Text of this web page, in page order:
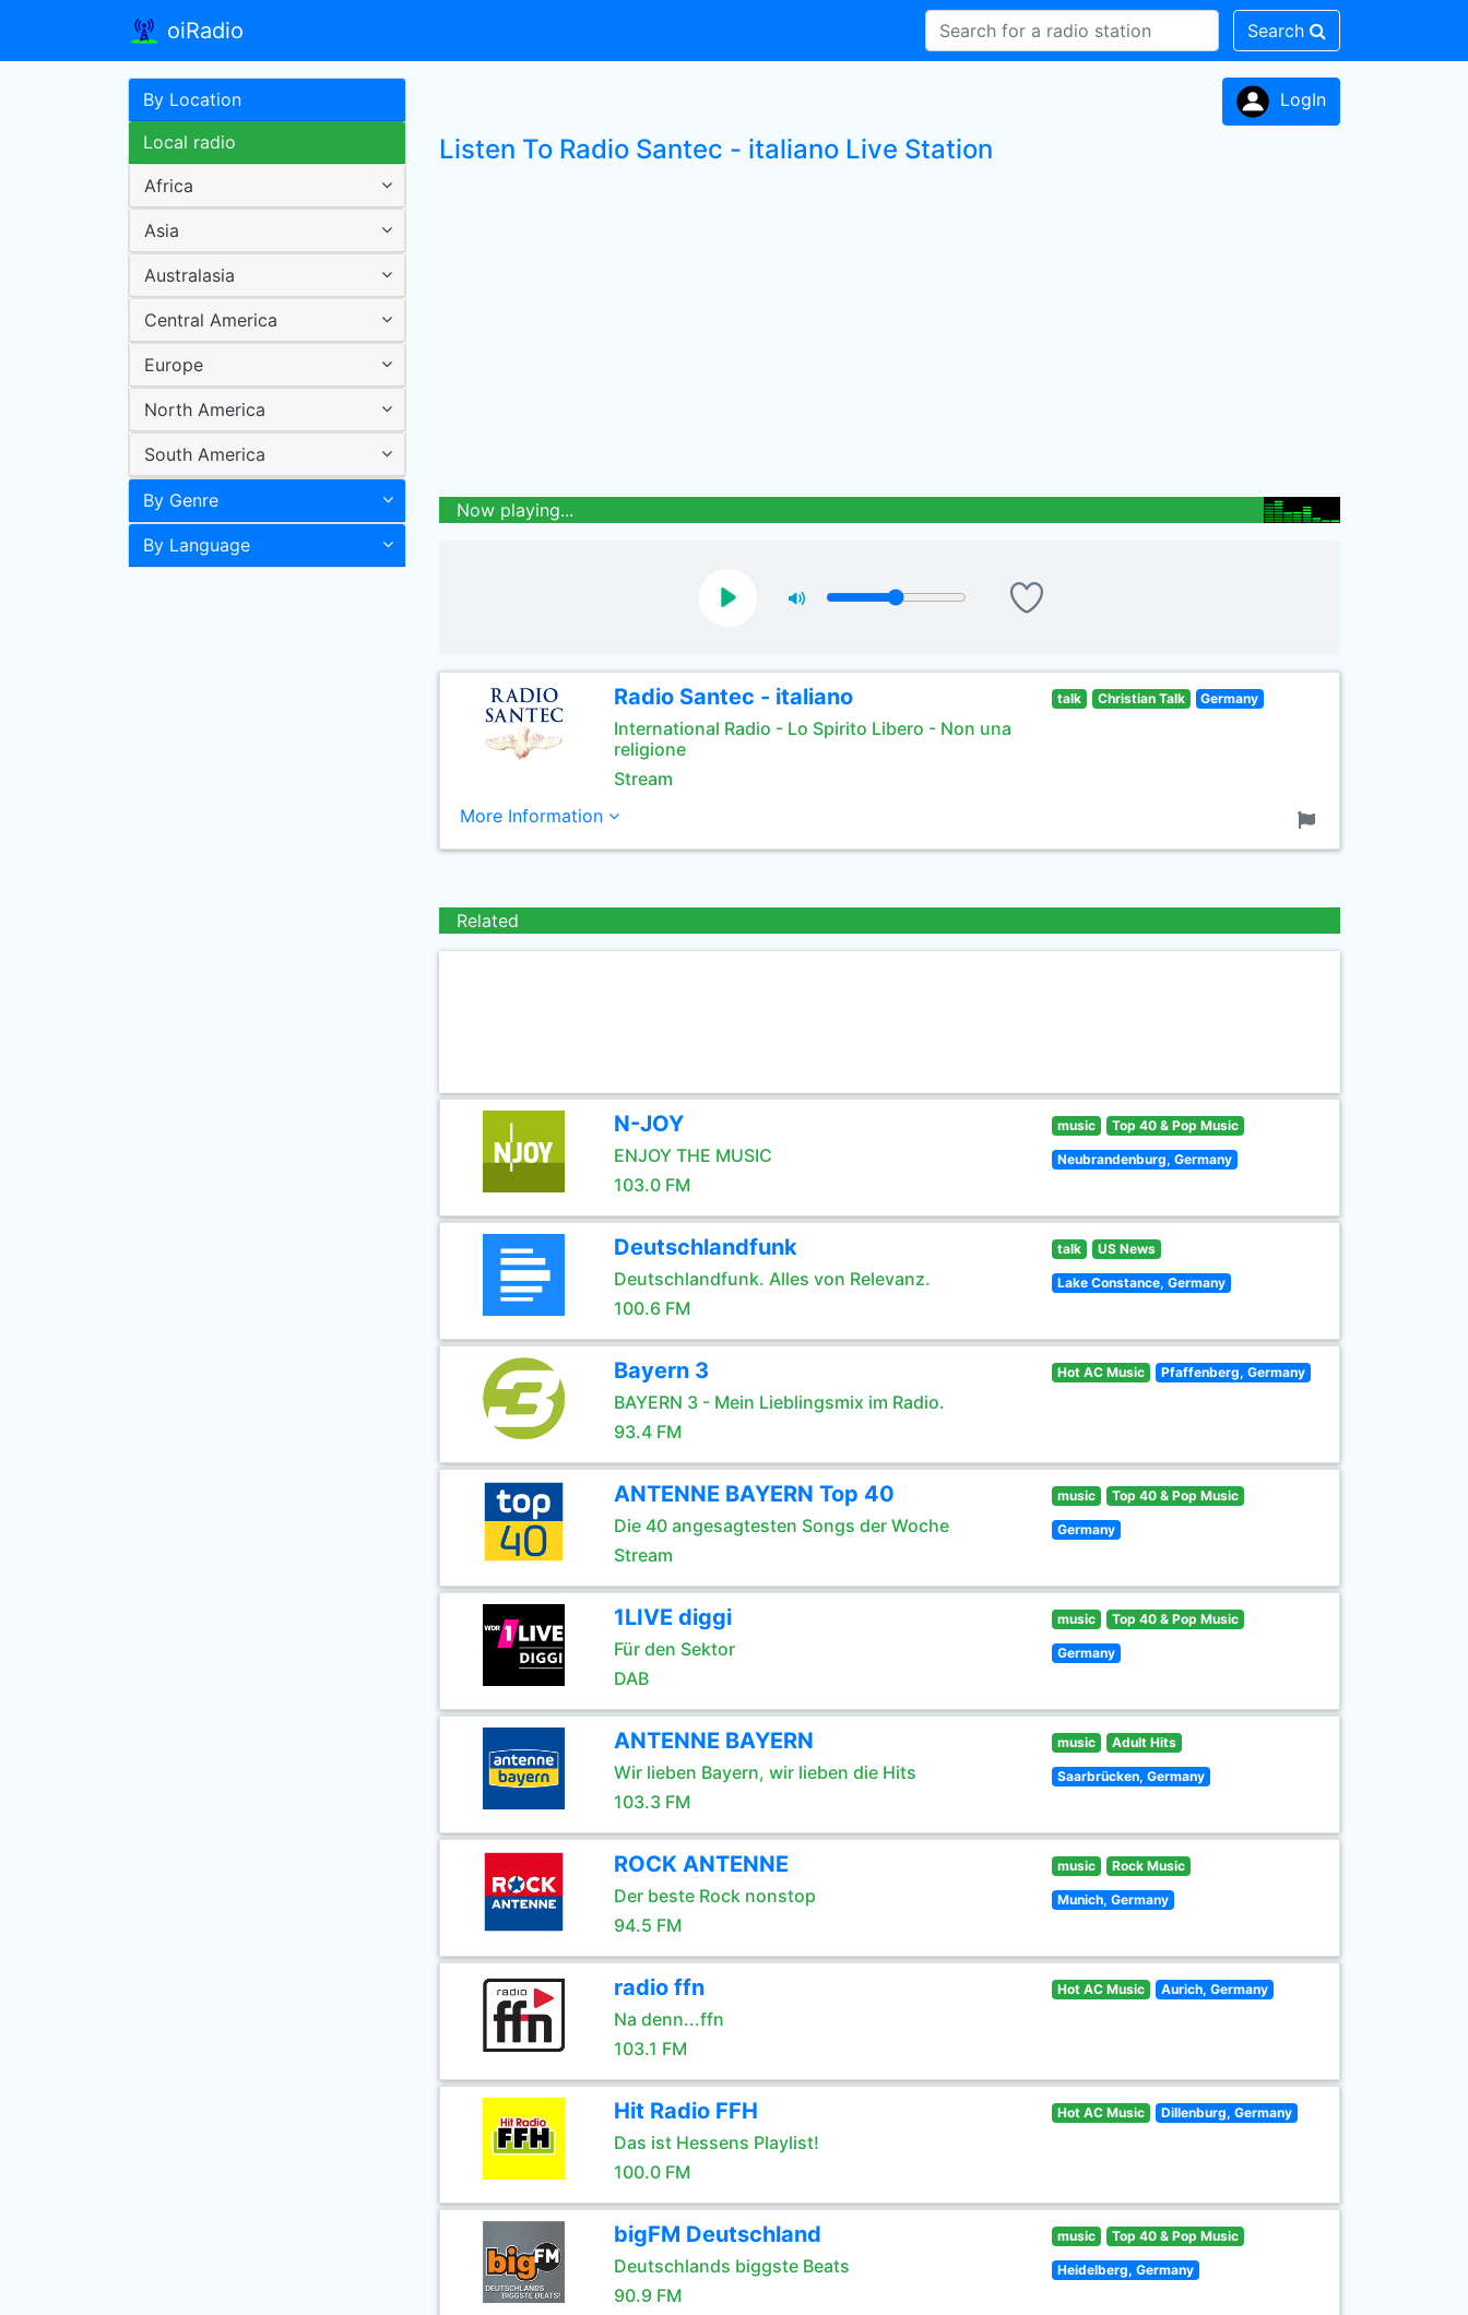
oiRadio Search
By Location
Local radio
Africa
Asia
Australasia
Central America
Europe
North America
South America
By Genre
By Language
LogIn
Listen To Radio Santec - italiano Live Station
Now playing...
Radio Santec - italiano
International Radio - Lo Spirito Libero - Non una
religione
Stream
talk Christian Talk Germany
More Information
Related
N-JOY
ENJOY THE MUSIC
103.0 FM
music Top 40 & Pop Music
Neubrandenburg, Germany
Deutschlandfunk
Deutschlandfunk. Alles von Relevanz.
100.6 FM
talk US News
Lake Constance, Germany
Bayern 3
BAYERN 3 - Mein Lieblingsmix im Radio.
93.4 FM
Hot AC Music Pfaffenberg, Germany
ANTENNE BAYERN Top 40
Die 40 angesagtesten Songs der Woche
Stream
music Top 40 & Pop Music
Germany
1LIVE diggi
Für den Sektor
DAB
music Top 40 & Pop Music
Germany
ANTENNE BAYERN
Wir lieben Bayern, wir lieben die Hits
103.3 FM
music Adult Hits
Saarbrücken, Germany
ROCK ANTENNE
Der beste Rock nonstop
94.5 FM
music Rock Music
Munich, Germany
radio ffn
Na denn...ffn
103.1 FM
Hot AC Music Aurich, Germany
Hit Radio FFH
Das ist Hessens Playlist!
100.0 FM
Hot AC Music Dillenburg, Germany
bigFM Deutschland
Deutschlands biggste Beats
90.9 FM
music Top 40 & Pop Music
Heidelberg, Germany